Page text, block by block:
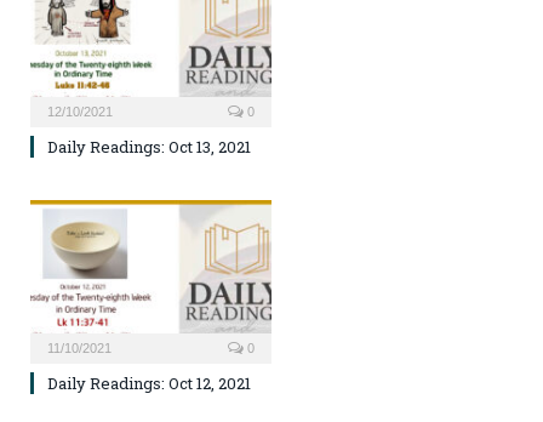
12/10/2021 0
Daily Readings: Oct 13, 2021
11/10/2021 0
Daily Readings: Oct 12, 2021